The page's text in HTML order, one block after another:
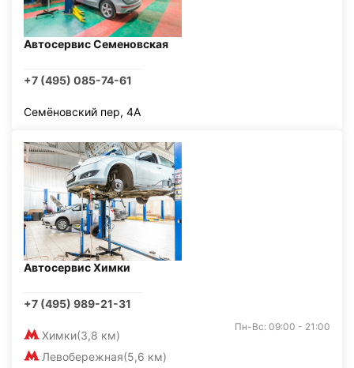
Автосервис Семеновская
+7 (495) 085-74-61
Семёновский пер, 4А
Автосервис Химки
+7 (495) 989-21-31
Химки(3,8 км)
Левобережная(5,6 км)
Пн-Вс: 09:00 - 21:00